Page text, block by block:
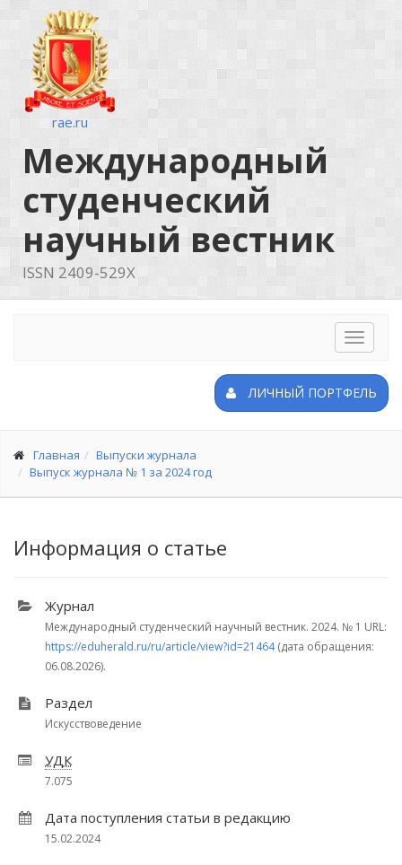
rae.ru
Международный
студенческий
научный вестник
ISSN 2409-529X
Toggle
ЛИЧНЫЙ ПОРТФЕЛЬ
Главная
Выпуски журнала
Выпуск журнала № 1 за 2024 год
Информация о статье
Журнал
Международный студенческий научный вестник. 2024. № 1 URL:
https://eduherald.ru/ru/article/view?id=21464(дата обращения:
06.08.2026).
Раздел
Искусствоведение
УДК
7.075
Дата поступления статьи в редакцию
15.02.2024